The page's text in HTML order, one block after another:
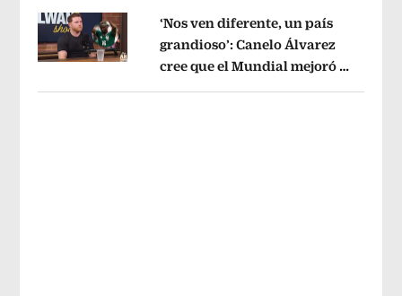
Opens in new window
‘Nos ven diferente, un país
grandioso’: Canelo Álvarez
cree que el Mundial mejoró la